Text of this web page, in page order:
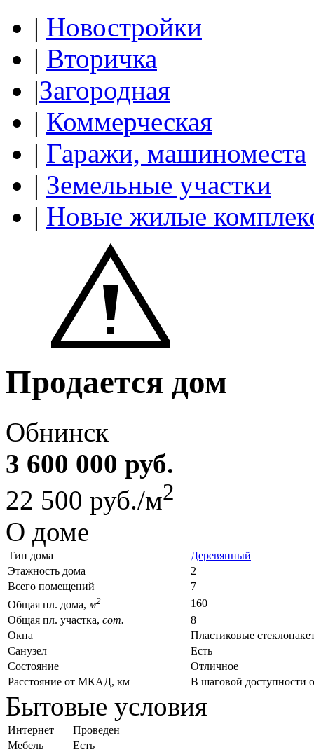
| Новостройки
| Вторичка
|Загородная
| Коммерческая
| Гаражи, машиноместа
| Земельные участки
| Новые жилые
Продается дом
Обнинск
3 600 000 руб.
22 500 руб./м2
О доме
Тип дома
Деревянный
Этажность дома
2
Всего помещений
7
Общая пл. дома, м2
160
Общая пл. участка, сот.
8
Окна
Пластиковые
Санузел
Есть
Состояние
Отличное
Расстояние от МКАД, км
В шаговой доступности
Бытовые условия
Интернет
Проведен
Мебель
Есть